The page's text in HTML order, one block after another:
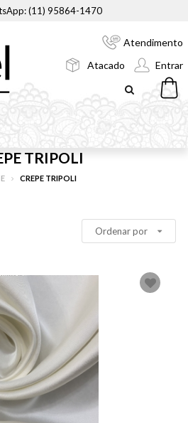
(11) 95864-1470
Atendimento
Atacado
Entrar
TRIPOLI
CREPE TRIPOLI
Ordenar por